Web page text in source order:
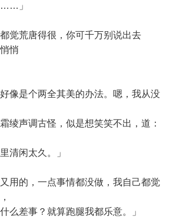
」
荒唐得很，你可千万别说出去
悄
是个两全其美的办法。嗯，我从没
绫声调古怪，似是想笑笑不出，道：
清闲太久。」
的，一点事情都没做，我自己都觉
么差事？就算跑腿我都乐意。」